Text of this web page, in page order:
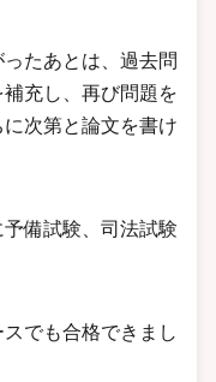
たあとは、過去問
充し、再び問題を
次第と論文を書け
備試験、司法試験
でも合格できまし